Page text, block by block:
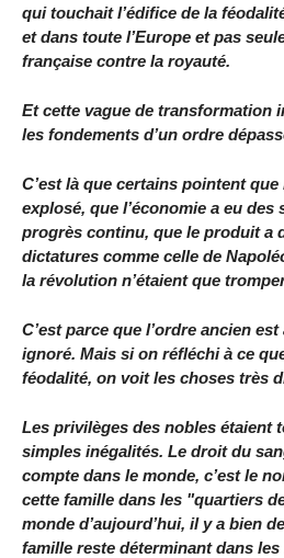
qui touchait l’édifice de la
et dans toute l’Europe et pas
française contre la royauté.
Et cette vague de transformation
les fondements d’un ordre
C’est là que certains pointent
explosé, que l’économie a eu des
progrès continu, que le produit a
dictatures comme celle de
la révolution n’étaient que
C’est parce que l’ordre ancien
ignoré. Mais si on réfléchi à ce
féodalité, on voit les choses très
Les privilèges des nobles étaient
simples inégalités. Le droit du
compte dans le monde, c’est le
cette famille dans les "quartiers
monde d’aujourd’hui, il y a bien
famille reste déterminant dans